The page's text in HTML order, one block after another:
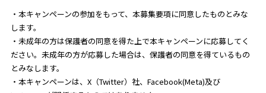
・本キャンペーンの参加をもって、本募集要項に同意したものとみな
します。
・未成年の方は保護者の同意を得た上で本キャンペーンに応募してく
ださい。未成年の方が応募した場合は、保護者の同意を得ているもの
とみなします。
・本キャンペーンは、X（Twitter）社、Facebook(Meta)及び